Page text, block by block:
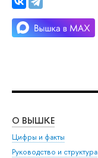
О ВЫШКЕ
Цифры и факты
Руководство и структура